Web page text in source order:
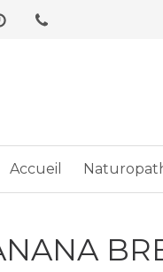
Accueil